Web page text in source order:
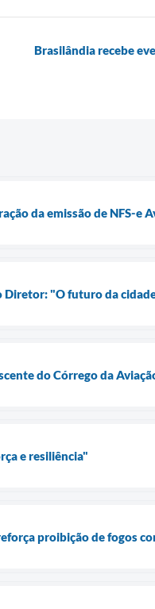
Brasilândia recebe
da emissão de NFS-e
"O futuro da
do Córrego da
e resiliência"
proibição de fogos